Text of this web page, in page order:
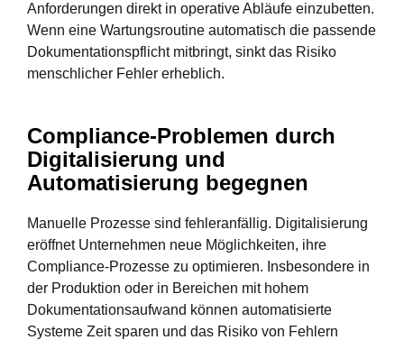
Anforderungen direkt in operative Abläufe einzubetten.
Wenn eine Wartungsroutine automatisch die passende
Dokumentationspflicht mitbringt, sinkt das Risiko
menschlicher Fehler erheblich.
Compliance-Problemen durch
Digitalisierung und
Automatisierung begegnen
Manuelle Prozesse sind fehleranfällig. Digitalisierung
eröffnet Unternehmen neue Möglichkeiten, ihre
Compliance-Prozesse zu optimieren. Insbesondere in
der Produktion oder in Bereichen mit hohem
Dokumentationsaufwand können automatisierte
Systeme Zeit sparen und das Risiko von Fehlern